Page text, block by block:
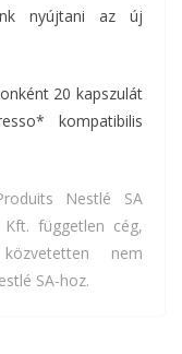
nyújtani az új
20 kapszulát
kompatibilis
Nestlé SA
független cég,
nem
SA-hoz.